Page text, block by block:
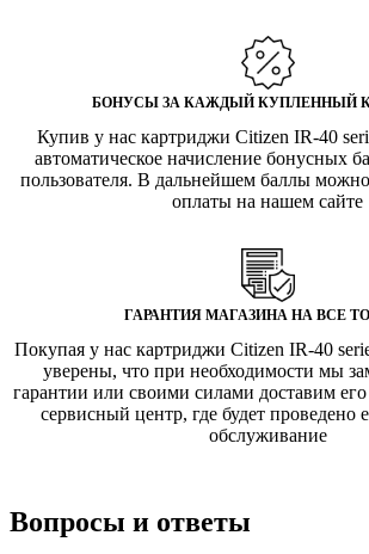
БОНУСЫ ЗА КАЖДЫЙ КУПЛЕННЫЙ
Купив у нас картриджи Citizen IR-40
автоматическое начисление бонусных
пользователя. В дальнейшем баллы можно
оплаты на нашем сайте
ГАРАНТИЯ МАГАЗИНА НА ВСЕ
Покупая у нас картриджи Citizen IR-40
уверены, что при необходимости мы
гарантии или своими силами доставим
сервисный центр, где будет проведено
обслуживание
Вопросы и ответы